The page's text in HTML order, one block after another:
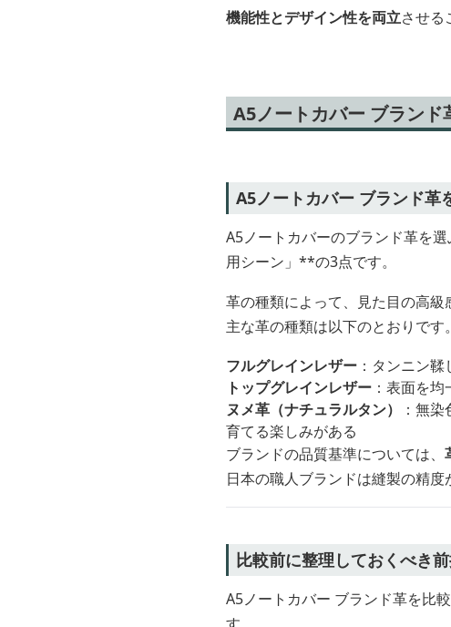
機能性とデザイン性を両立させる
A5ノートカバー ブランド
A5ノートカバー ブランド革
A5ノートカバーのブランド革を
用シーン」**の3点です。
革の種類によって、見た目の高級
主な革の種類は以下のとおりです。
フルグレインレザー ：タンニン
トップグレインレザー ：表面を
ヌメ革（ナチュラルタン）
：無
育てる楽しみがある
ブランドの品質基準については、
日本の職人ブランドは縫製の精度
比較前に整理しておくべき
A5ノートカバー ブランド革を比